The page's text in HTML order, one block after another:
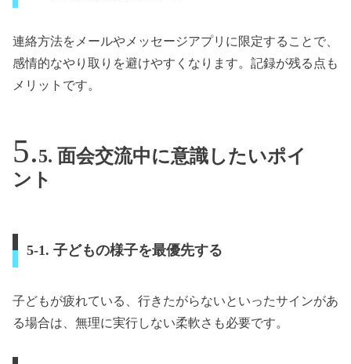
連絡方法をメールやメッセージアプリに限定することで、
感情的なやり取りを避けやすくなります。記録が残る点も
メリットです。
5. 面会交流中に意識したいポイ
ント
5-1. 子どもの様子を最優先する
子どもが疲れている、行きたがらないといったサインがあ
る場合は、無理に実行しない柔軟さも必要です。